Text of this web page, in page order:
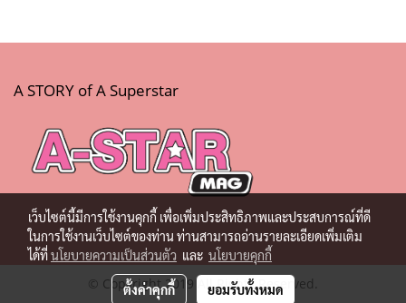
A STORY of A Superstar
© Copyright 2019 All Rights Reserved.
เว็บไซต์นี้มีการใช้งานคุกกี้ เพื่อเพิ่มประสิทธิภาพและประสบการณ์ที่ดี
ในการใช้งานเว็บไซต์ของท่าน ท่านสามารถอ่านรายละเอียดเพิ่มเติม
ได้ที่นโยบายความเป็นส่วนตัว และ นโยบายคุกกี้
ตั้งค่าคุกกี้ ยอมรับทั้งหมด